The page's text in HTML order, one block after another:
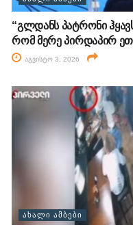
“გლდანს პატრონი
რომ მერე პირდაპირ
აგვისტო 3, 2026
ᲐᲮᲐᲚᲘ ᲐᲛᲑᲔᲑᲘ